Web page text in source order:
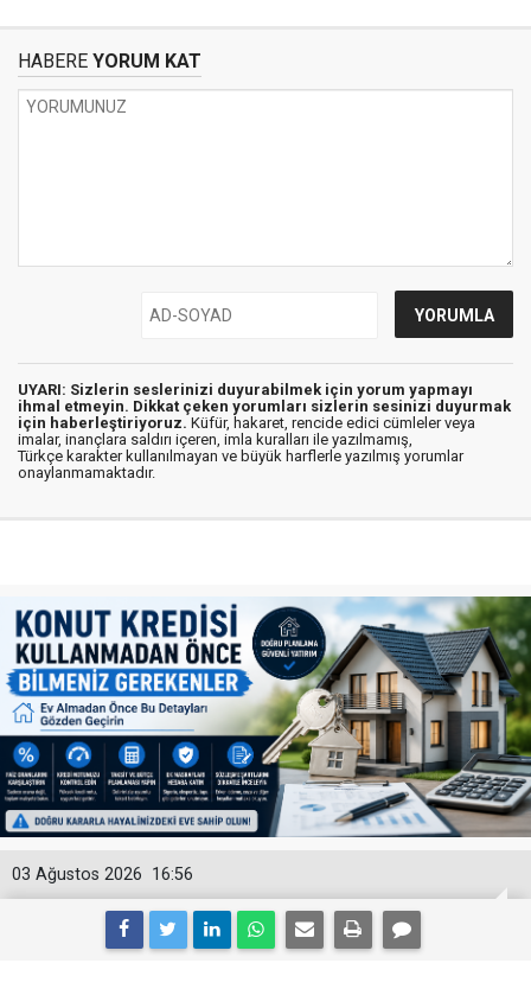
HABERE YORUM KAT
UYARI: Sizlerin seslerinizi duyurabilmek için yorum yapmayı
ihmal etmeyin. Dikkat çeken yorumları sizlerin sesinizi duyurmak
için haberleştiriyoruz. Küfür, hakaret, rencide edici cümleler veya
imalar, inançlara saldırı içeren, imla kuralları ile yazılmamış,
Türkçe karakter kullanılmayan ve büyük harflerle yazılmış yorumlar
onaylanmamaktadır.
16:56
03 Ağustos 2026